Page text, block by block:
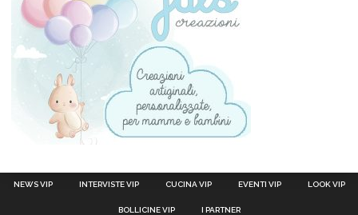
NEWS VIP INTERVISTE VIP CUCINA VIP EVENTI VIP LOOK VIP
BOLLICINE VIP I PARTNER